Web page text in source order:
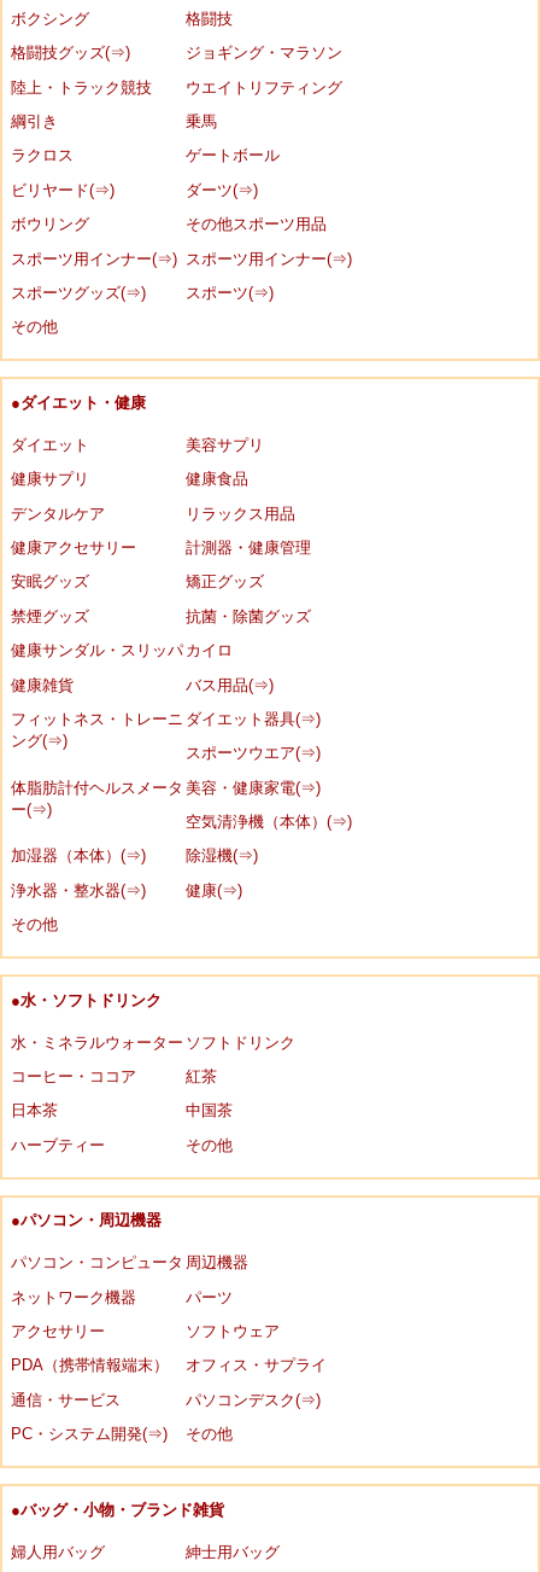
ボクシング
格闘技
格闘技グッズ(⇒)
ジョギング・マラソン
陸上・トラック競技
ウエイトリフティング
綱引き
乗馬
ラクロス
ゲートボール
ビリヤード(⇒)
ダーツ(⇒)
ボウリング
その他スポーツ用品
スポーツ用インナー(⇒)
スポーツ用インナー(⇒)
スポーツグッズ(⇒)
スポーツ(⇒)
その他
●ダイエット・健康
ダイエット
美容サプリ
健康サプリ
健康食品
デンタルケア
リラックス用品
健康アクセサリー
計測器・健康管理
安眠グッズ
矯正グッズ
禁煙グッズ
抗菌・除菌グッズ
健康サンダル・スリッパ カイロ
健康雑貨
バス用品(⇒)
フィットネス・トレーニ
ング(⇒)
ダイエット器具(⇒)
スポーツウエア(⇒)
体脂肪計付ヘルスメータ
ー(⇒)
美容・健康家電(⇒)
空気清浄機（本体）(⇒)
加湿器（本体）(⇒)
除湿機(⇒)
浄水器・整水器(⇒)
健康(⇒)
その他
●水・ソフトドリンク
水・ミネラルウォーター ソフトドリンク
コーヒー・ココア
紅茶
日本茶
中国茶
ハーブティー
その他
●パソコン・周辺機器
パソコン・コンピュータ 周辺機器
ネットワーク機器
パーツ
アクセサリー
ソフトウェア
PDA（携帯情報端末）
オフィス・サプライ
通信・サービス
パソコンデスク(⇒)
PC・システム開発(⇒)
その他
●バッグ・小物・ブランド雑貨
婦人用バッグ
紳士用バッグ